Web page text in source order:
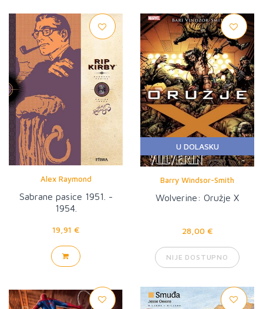
Alex Raymond
Sabrane pasice 1951. -
1954.
19,91 €
U DOLASKU
Barry Windsor-Smith
Wolverine: Oružje X
28,00 €
NIJE DOSTUPNO